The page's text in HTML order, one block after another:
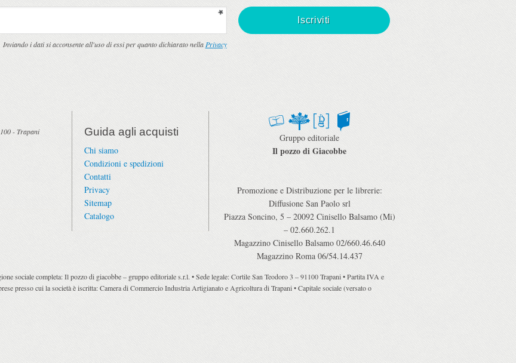
Inviando i dati si acconsente all'uso di essi per quanto dichiarato nella Privacy
-Trapani
Guida agli acquisti
Chi siamo
Condizioni e spedizioni
Contatti
Privacy
Sitemap
Catalogo
Gruppo editoriale
Il pozzo di Giacobbe
Promozione e Distribuzione per le librerie:
Diffusione San Paolo srl
Piazza Soncino, 5 – 20092 Cinisello Balsamo (Mi)
– 02.660.262.1
Magazzino Cinisello Balsamo 02/660.46.640
Magazzino Roma 06/54.14.437
sociale completa: Il pozzo di giacobbe – gruppo editoriale s.r.l. • Sede legale: Cortile San Teodoro 3 – 91100 Trapani • Partita IVA e
presso cui la società è iscritta: Camera di Commercio Industria Artigianato e Agricoltura di Trapani • Capitale sociale (versato o